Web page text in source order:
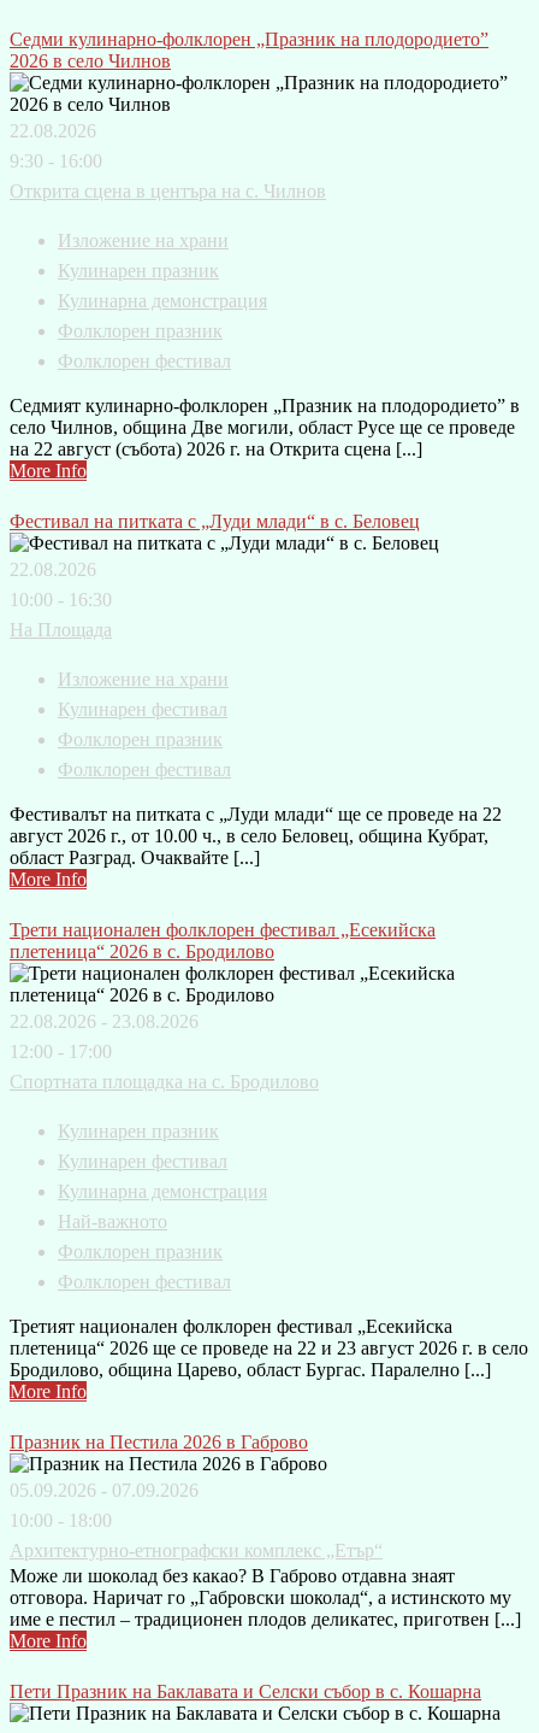
Седми кулинарно-фолклорен „Празник на плодородието”
2026 в село Чилнов
22.08.2026
9:30 - 16:00
Открита сцена в центъра на с. Чилнов
Изложение на храни
Кулинарен празник
Кулинарна демонстрация
Фолклорен празник
Фолклорен фестивал
Седмият кулинарно-фолклорен „Празник на плодородието” в
село Чилнов, община Две могили, област Русе ще се проведе
на 22 август (събота) 2026 г. на Открита сцена [...]
More Info
Фестивал на питката с „Луди млади“ в с. Беловец
22.08.2026
10:00 - 16:30
На Площада
Изложение на храни
Кулинарен фестивал
Фолклорен празник
Фолклорен фестивал
Фестивалът на питката с „Луди млади“ ще се проведе на 22
август 2026 г., от 10.00 ч., в село Беловец, община Кубрат,
област Разград. Очаквайте [...]
More Info
Трети национален фолклорен фестивал „Есекийска
плетеница“ 2026 в с. Бродилово
22.08.2026 - 23.08.2026
12:00 - 17:00
Спортната площадка на с. Бродилово
Кулинарен празник
Кулинарен фестивал
Кулинарна демонстрация
Най-важното
Фолклорен празник
Фолклорен фестивал
Третият национален фолклорен фестивал „Есекийска
плетеница“ 2026 ще се проведе на 22 и 23 август 2026 г. в село
Бродилово, община Царево, област Бургас. Паралелно [...]
More Info
Празник на Пестила 2026 в Габрово
05.09.2026 - 07.09.2026
10:00 - 18:00
Архитектурно-етнографски комплекс „Етър“
Може ли шоколад без какао? В Габрово отдавна знаят
отговора. Наричат го „Габровски шоколад“, а истинското му
име е пестил – традиционен плодов деликатес, приготвен [...]
More Info
Пети Празник на Баклавата и Селски събор в с. Кошарна